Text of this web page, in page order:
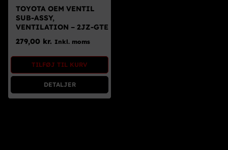
Bilpleje
Tilbud
Brugte Dele
Kontakt Os
TOYOTA OEM VENTIL
SUB-ASSY,
VENTILATION – 2JZ-GTE
279,00 kr. Inkl. moms
TILFØJ TIL KURV
DETALJER